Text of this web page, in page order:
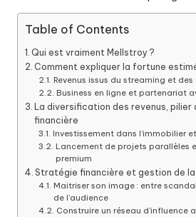
Table of Contents
Qui est vraiment Mellstroy ?
Comment expliquer la fortune
Revenus issus du streaming et des
Business en ligne et partenariat
La diversification des revenus, pilier
financière
Investissement dans l’immobilier
Lancement de projets parallèles
premium
Stratégie financière et gestion de
Maitriser son image : entre
de l’audience
Construire un réseau d’influence